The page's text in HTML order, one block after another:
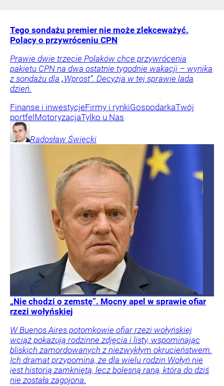
Tego sondażu premier nie może zlekceważyć.
Polacy o przywróceniu CPN
Prawie dwie trzecie Polaków chce przywrócenia
pakietu CPN na dwa ostatnie tygodnie wakacji – wynika
z sondażu dla „Wprost”. Decyzja w tej sprawie lada
dzień.
Finanse i inwestycjeFirmy i rynkiGospodarkaTwój
portfel MotoryzacjaTylko u Nas
Radosław Święcki
„Nie chodzi o zemstę”. Mocny apel w sprawie ofiar
rzezi wołyńskiej
W Buenos Aires potomkowie ofiar rzezi wołyńskiej
wciąż pokazują rodzinne zdjęcia i listy, wspominając
bliskich zamordowanych z niezwykłym okrucieństwem.
Ich dramat przypomina, że dla wielu rodzin Wołyń nie
jest historią zamkniętą, lecz bolesną raną, która do dziś
nie została zagojona.